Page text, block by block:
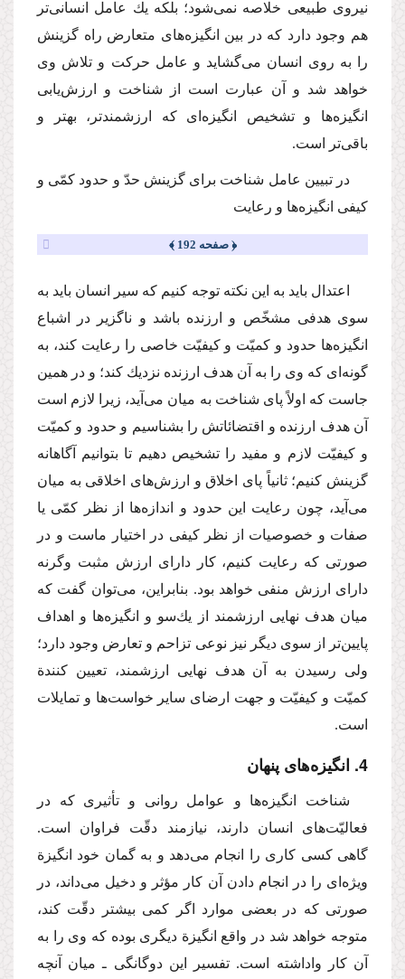
نیروی طبیعی خلاصه نمی‌شود؛ بلكه یك عامل انسانی‌تر
هم وجود دارد كه در بین انگیزه‌های متعارض راه گزینش
را به روی انسان می‌گشاید و عامل حركت و تلاش وی
خواهد شد و آن عبارت است از شناخت و ارزش‌یابی
انگیزه‌ها و تشخیص انگیزه‌ای كه ارزشمندتر، بهتر و
باقی‌تر است.
در تبیین عامل شناخت برای گزینش حدّ و حدود كمّی و
كیفی انگیزه‌ها و رعایت
﴿ صفحه 192 ﴾
اعتدال باید به این نكته توجه كنیم كه سیر انسان باید به
سوی هدفی مشخّص و ارزنده باشد و ناگزیر در اشباع
انگیزه‌ها حدود و كمیّت و كیفیّت خاصی را رعایت كند، به
گونه‌ای كه وی را به آن هدف ارزنده نزدیك كند؛ و در همین
جاست كه اولاً پای شناخت به میان می‌آید، زیرا لازم است
آن هدف ارزنده و اقتضائاتش را بشناسیم و حدود و كمیّت
و كیفیّت لازم و مفید را تشخیص دهیم تا بتوانیم آگاهانه
گزینش كنیم؛ ثانیاً پای اخلاق و ارزش‌های اخلاقی به میان
می‌آید، چون رعایت این حدود و اندازه‌ها از نظر كمّی یا
صفات و خصوصیات از نظر كیفی در اختیار ماست و در
صورتی‌ كه رعایت كنیم، كار دارای ارزش مثبت وگرنه
دارای ارزش منفی خواهد بود. بنابراین، می‌توان گفت كه
میان هدف نهایی ارزشمند از یك‌سو و انگیزه‌ها و اهداف
پایین‌تر از سوی دیگر نیز نوعی تزاحم و تعارض وجود دارد؛
ولی رسیدن به آن هدف نهایی ارزشمند، تعیین كنندة
كمیّت و كیفیّت و جهت ارضای سایر خواست‌ها و تمایلات
است.
4. انگیزه‌های پنهان
شناخت انگیزه‌ها و عوامل روانی و تأثیری كه در
فعالیّت‌های انسان دارند، نیازمند دقّت فراوان است.
گاهی كسی كاری را انجام می‌دهد و به گمان خود انگیزة
ویژه‌ای را در انجام دادن آن كار مؤثر و دخیل می‌داند، در
صورتی كه در بعضی موارد اگر كمی بیشتر دقّت كند،
متوجه خواهد شد در واقع انگیزة دیگری بوده كه وی را به
آن كار واداشته است. تفسیر این دوگانگی ـ میان آنچه